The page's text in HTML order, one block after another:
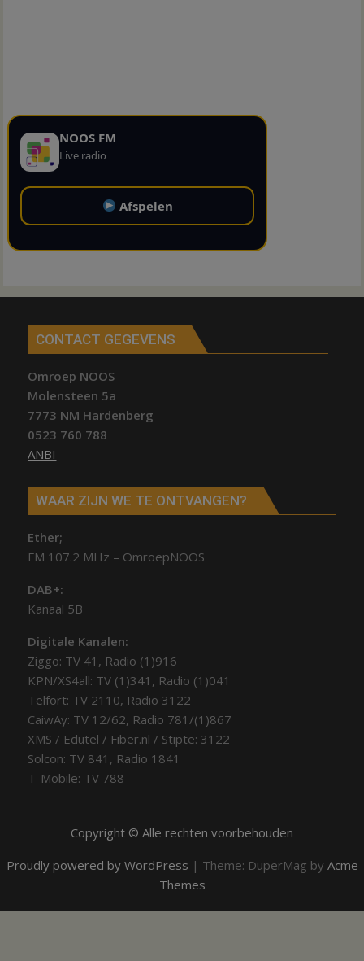
NOOS FM
Live radio
Afspelen
CONTACT GEGEVENS
Omroep NOOS
Molensteen 5a
7773 NM Hardenberg
0523 760 788
ANBI
WAAR ZIJN WE TE ONTVANGEN?
Ether;
FM 107.2 MHz – OmroepNOOS
DAB+:
Kanaal 5B
Digitale Kanalen:
Ziggo: TV 41, Radio (1)916
KPN/XS4all: TV (1)341, Radio (1)041
Telfort: TV 2110, Radio 3122
CaiwAy: TV 12/62, Radio 781/(1)867
XMS / Edutel / Fiber.nl / Stipte: 3122
Solcon: TV 841, Radio 1841
T-Mobile: TV 788
Copyright © Alle rechten voorbehouden
Proudly powered by WordPress | Theme: DuperMag by Acme
Themes